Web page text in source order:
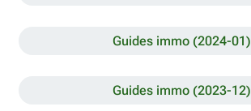
Guides immo (2024-01)
Guides immo (2023-12)